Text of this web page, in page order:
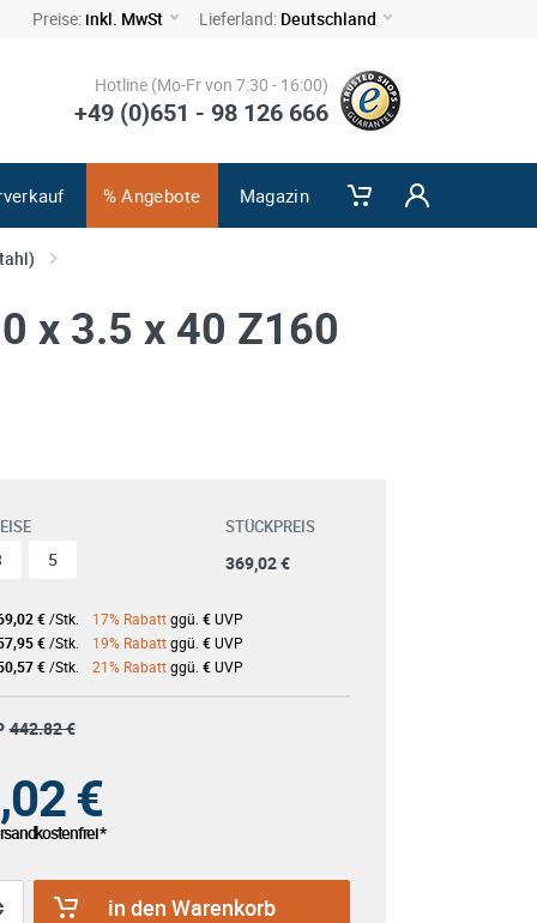
Preise: inkl. MwSt Lieferland: Deutschland
Hotline (Mo-Fr von 7:30 - 16:00)
+49 (0)651 - 98 126 666
% Angebote Magazin
x 3.5 x 40 Z160
5
STÜCKPREIS
369,02 €
€/Stk. 17% Rabattggü. €UVP
€/Stk. 19% Rabattggü. €UVP
€/Stk. 21% Rabattggü. €UVP
442.82 €
€
*
in den Warenkorb